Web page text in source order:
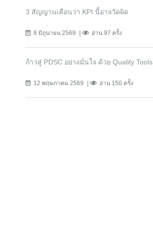
3 สัญญานเตือนว่า KPI นี้อาจวัดผิด
8 มิถุนายน 2569 อ่าน 97 ครั้ง
ก้าวสู่ PDSC อย่างมั่นใจ ด้วย Quality Tools
12 พฤษภาคม 2569 อ่าน 150 ครั้ง